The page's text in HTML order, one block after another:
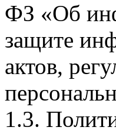
ФЗ «Об
защите
актов,
1.3.